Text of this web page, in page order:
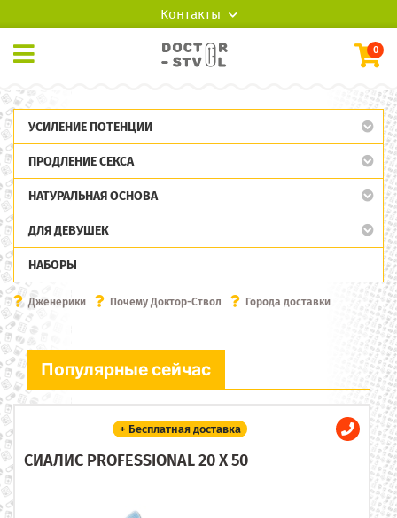
Контакты
0
УСИЛЕНИЕ ПОТЕНЦИИ
ПРОДЛЕНИЕ СЕКСА
НАТУРАЛЬНАЯ ОСНОВА
ДЛЯ ДЕВУШЕК
НАБОРЫ
Дженерики Почему Доктор-Ствол Города доставки
Популярные сейчас
+ Бесплатная доставка
СИАЛИС PROFESSIONAL 20 X 50